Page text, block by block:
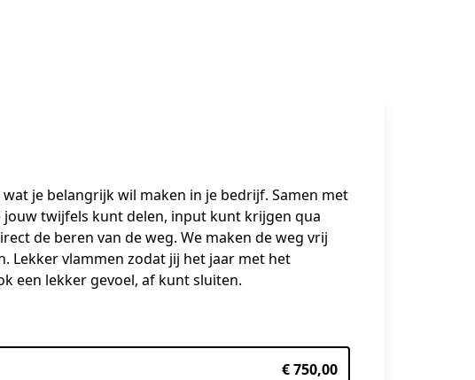
je belangrijk wil maken in je bedrijf. Samen met
twijfels kunt delen, input kunt krijgen qua
de beren van de weg. We maken de weg vrij
Lekker vlammen zodat jij het jaar met het
een lekker gevoel, af kunt sluiten.
€ 750,00